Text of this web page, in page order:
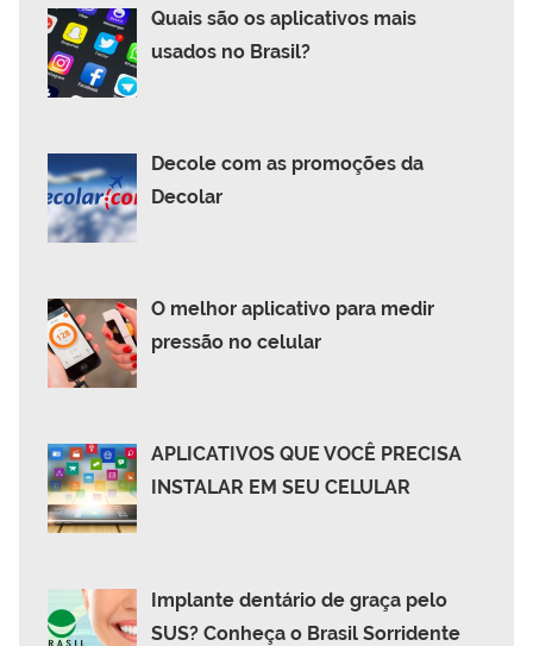
Quais são os aplicativos mais
usados no Brasil?
Decole com as promoções da
Decolar
O melhor aplicativo para medir
pressão no celular
APLICATIVOS QUE VOCÊ PRECISA
INSTALAR EM SEU CELULAR
Implante dentário de graça pelo
SUS? Conheça o Brasil Sorridente